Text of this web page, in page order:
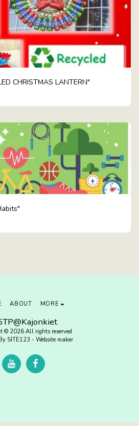
CHRISTMAS LANTERN"
© 2026 All rights reserved
SITE123 - Website maker
ABOUT MORE